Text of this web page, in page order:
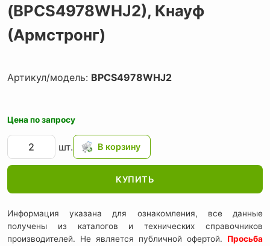
(BPCS4978WHJ2), Кнауф
(Армстронг)
Артикул/модель: BPCS4978WHJ2
Цена по запросу
шт.
КУПИТЬ
Информация указана для ознакомления, все данные
получены из каталогов и технических справочников
производителей. Не является публичной офертой. Просьба